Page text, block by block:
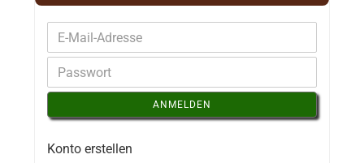
ANMELDEN
Konto erstellen